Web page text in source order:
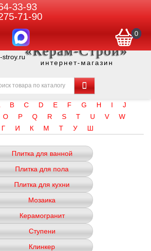
33-93
71-90
0
stroy.ru«Керам-Строй»
интернет-магазин
B C D E F G H I
J
O P Q R S T U V
W
Г И К М Т У Ш
Плитка для ванной
Плитка для пола
Плитка для кухни
Мозаика
Керамогранит
Ступени
Клинкер